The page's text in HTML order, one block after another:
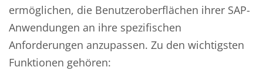
ermöglichen, die Benutzeroberflächen ihrer SAP-
Anwendungen an ihre spezifischen
Anforderungen anzupassen. Zu den wichtigsten
Funktionen gehören: